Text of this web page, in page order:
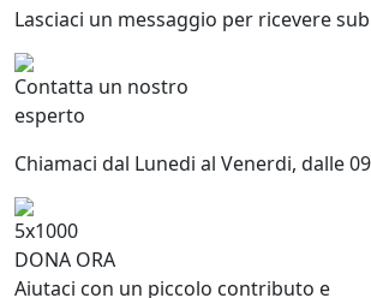
Lasciaci un messaggio per ricevere
Contatta un nostro
esperto
Chiamaci dal Lunedi al Venerdi, dalle
5x1000
DONA ORA
Aiutaci con un piccolo contributo e